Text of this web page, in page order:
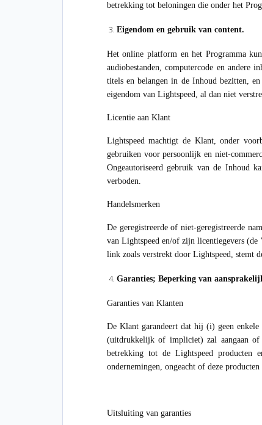
betrekking tot beloningen die onder het
Eigendom en gebruik van content.
Het online platform en het Programma
audiobestanden, computercode en
titels en belangen in de Inhoud bezitten,
eigendom van Lightspeed, al dan niet
Licentie aan Klant
Lightspeed machtigt de Klant, onder
gebruiken voor persoonlijk en niet-
Ongeautoriseerd gebruik van de Inhoud
verboden.
Handelsmerken
De geregistreerde of niet-geregistreerde
van Lightspeed en/of zijn licentiegevers
link zoals verstrekt door Lightspeed, stemt
Garanties; Beperking van
Garanties van Klanten
De Klant garandeert dat hij (i) geen
(uitdrukkelijk of impliciet) zal aangaan of
betrekking tot de Lightspeed producten
ondernemingen, ongeacht of deze
Uitsluiting van garanties